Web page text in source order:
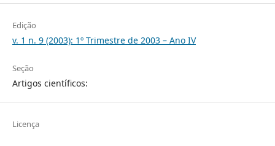
Edição
v. 1 n. 9 (2003): 1º Trimestre de 2003 – Ano IV
Seção
Artigos científicos:
Licença